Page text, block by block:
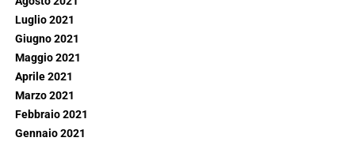
Luglio 2021
Giugno 2021
Maggio 2021
Aprile 2021
Marzo 2021
Febbraio 2021
Gennaio 2021